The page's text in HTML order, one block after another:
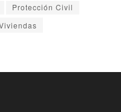
Protección Civil